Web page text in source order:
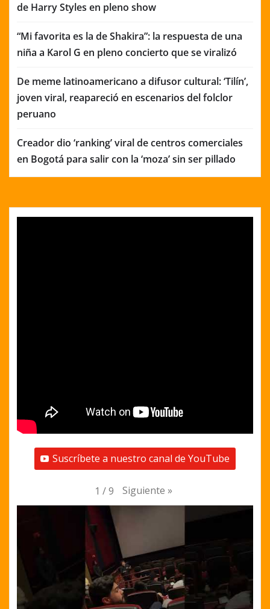
de Harry Styles en pleno show
“Mi favorita es la de Shakira”: la respuesta de una
niña a Karol G en pleno concierto que se viralizó
De meme latinoamericano a difusor cultural: ‘Tilín’,
joven viral, reapareció en escenarios del folclor
peruano
Creador dio ‘ranking’ viral de centros comerciales
en Bogotá para salir con la ‘moza’ sin ser pillado
Suscríbete a nuestro canal de YouTube
1 / 9 Siguiente »